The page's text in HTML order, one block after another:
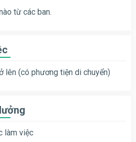
từ các ban.
lên (có phương tiện di chuyển)
làm việc